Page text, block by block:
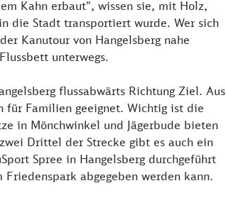
Kahn erbaut", wissen sie, mit Holz,
die Stadt transportiert wurde. Wer sich
Kanutour von Hangelsberg nahe
unterwegs.
flussabwärts Richtung Ziel. Aus
für Familien geeignet. Wichtig ist die
in Mönchwinkel und Jägerbude bieten
Drittel der Strecke gibt es auch ein
Spree in Hangelsberg durchgeführt
abgegeben werden kann.